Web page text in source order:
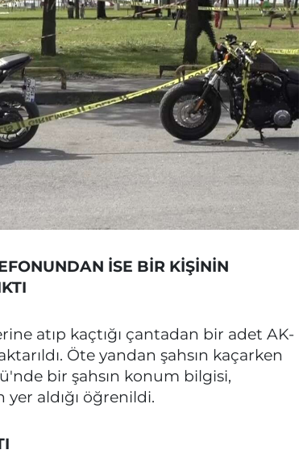
İSE BİR KİŞİNİN
atıp kaçtığı çantadan bir adet AK-
Öte yandan şahsın kaçarken
bir şahsın konum bilgisi,
aldığı öğrenildi.